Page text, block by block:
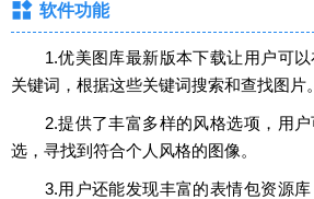
软件功能
1.优美图库最新版本下载让用户可以
关键词，根据这些关键词搜索和查找图片。
2.提供了丰富多样的风格选项，用户
选，寻找到符合个人风格的图像。
3.用户还能发现丰富的表情包资源库